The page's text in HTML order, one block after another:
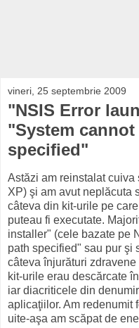
vineri, 25 septembrie 2009
"NSIS Error
"System
specified"
Astăzi am reinstalat
XP) şi am avut neplăcuta
câteva din kit-urile pe
puteau fi executate.
installer" (cele bazate pe
path specified" sau pur şi
câteva înjurături
kit-urile erau descărcate
iar diacriticele din
aplicaţiilor. Am redenumit
uite-aşa am scăpat de